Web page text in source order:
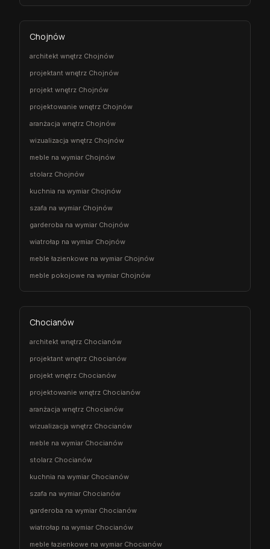
Chojnów
architekt wnętrz Chojnów
projektant wnętrz Chojnów
projekt wnętrz Chojnów
projektowanie wnętrz Chojnów
aranżacja wnętrz Chojnów
wizualizacja wnętrz Chojnów
meble na wymiar Chojnów
stolarz Chojnów
kuchnia na wymiar Chojnów
szafa na wymiar Chojnów
garderoba na wymiar Chojnów
wiatrołap na wymiar Chojnów
meble łazienkowe na wymiar Chojnów
meble pokojowe na wymiar Chojnów
Chocianów
architekt wnętrz Chocianów
projektant wnętrz Chocianów
projekt wnętrz Chocianów
projektowanie wnętrz Chocianów
aranżacja wnętrz Chocianów
wizualizacja wnętrz Chocianów
meble na wymiar Chocianów
stolarz Chocianów
kuchnia na wymiar Chocianów
szafa na wymiar Chocianów
garderoba na wymiar Chocianów
wiatrołap na wymiar Chocianów
meble łazienkowe na wymiar Chocianów